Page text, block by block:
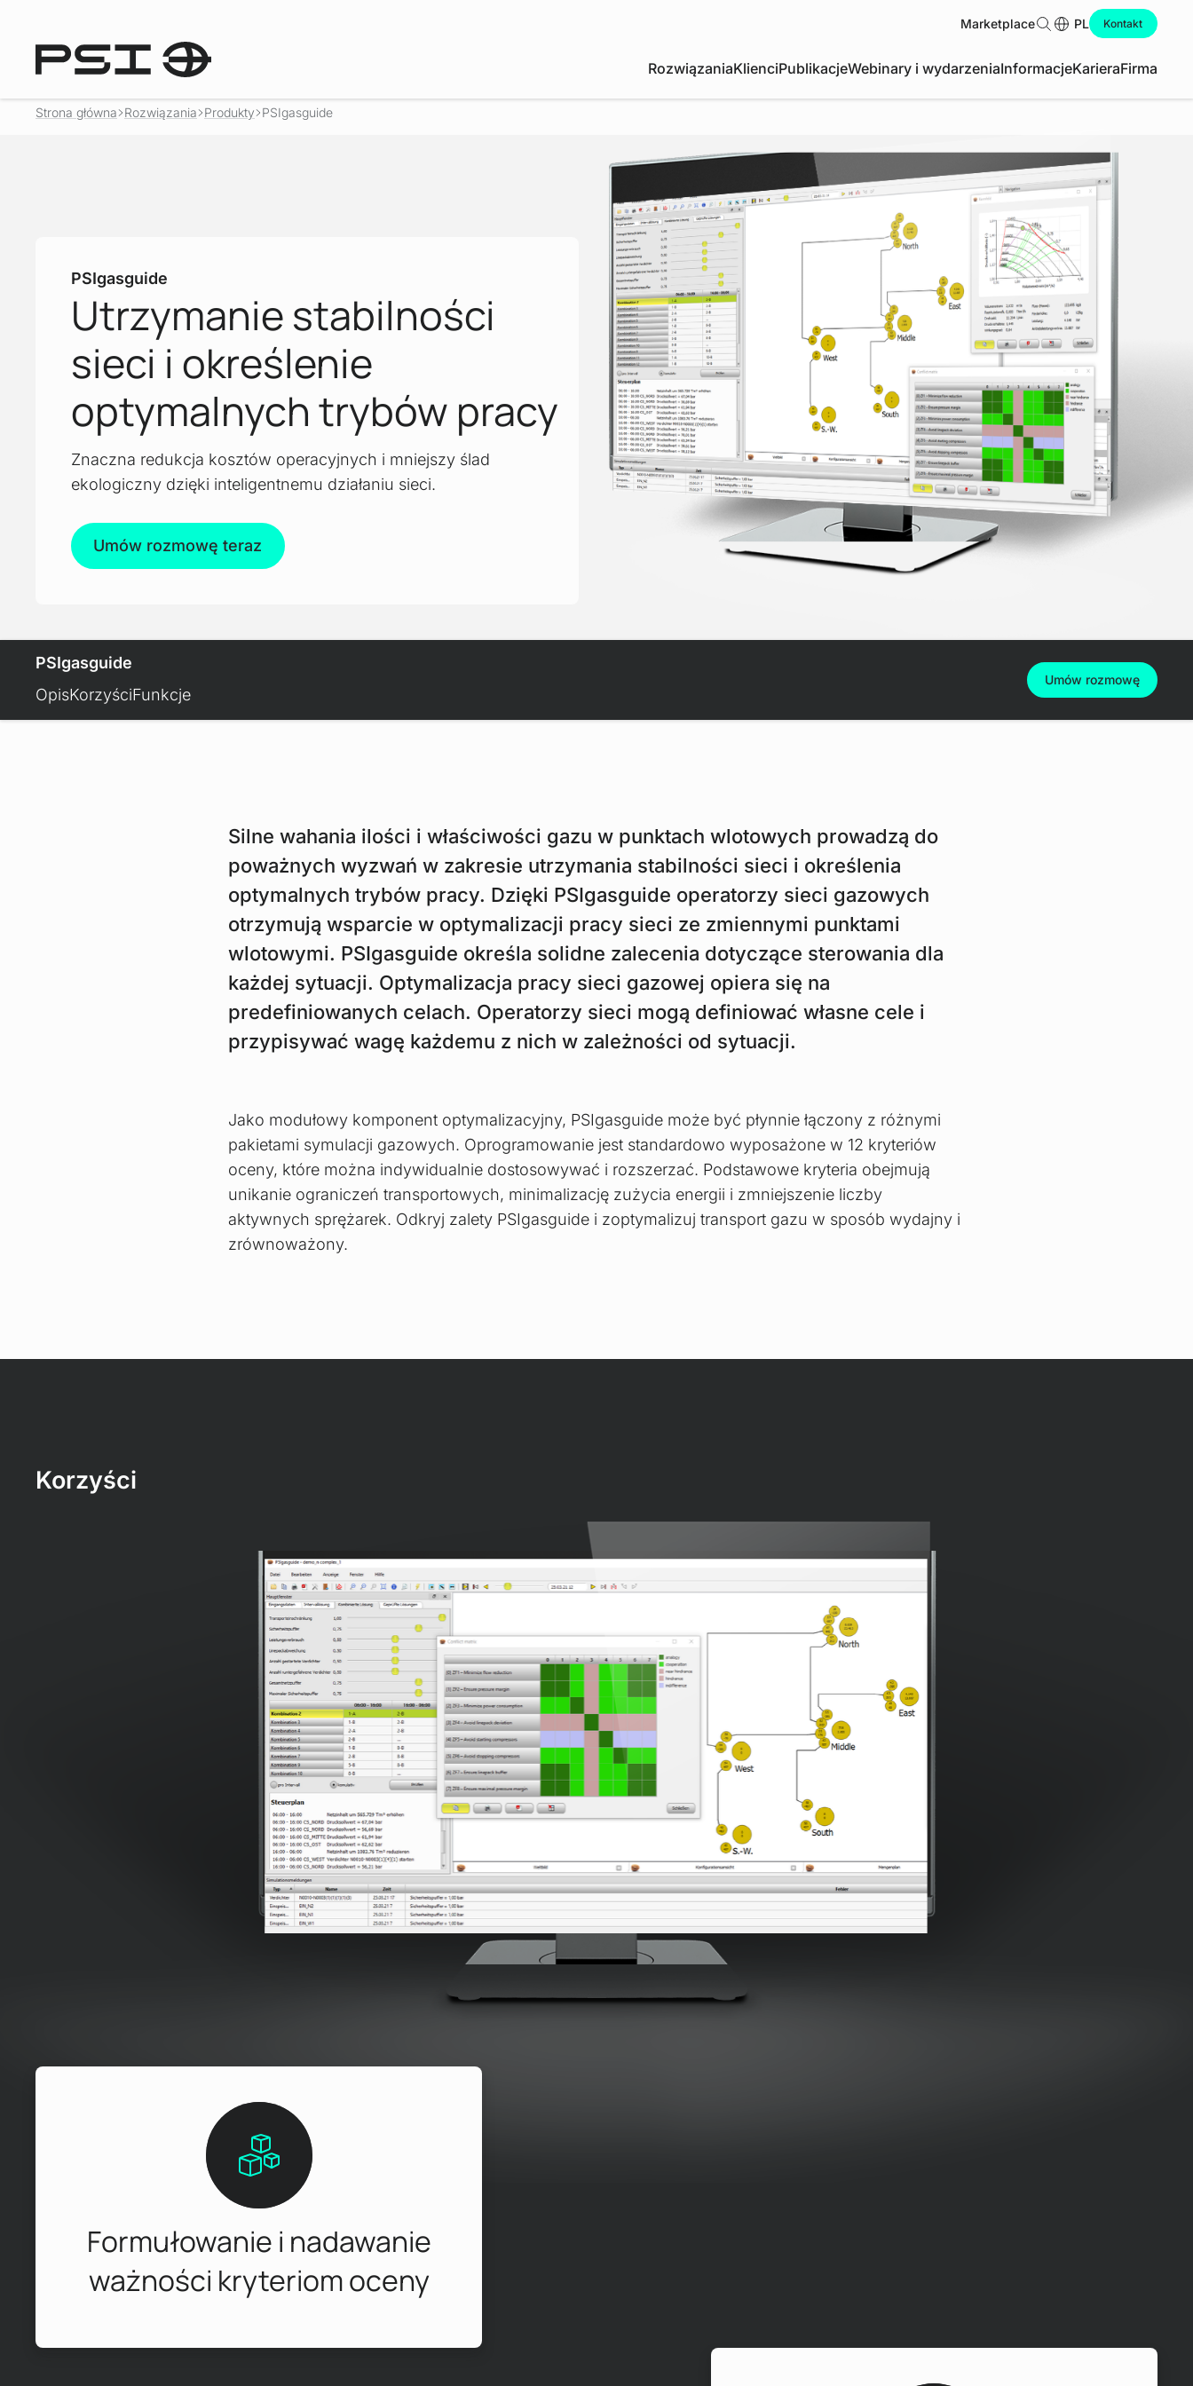
RozwiązaniaKlienciPublikacjeWebinary i wydarzeniaInformacjeKarieraFirma
Marketplace Szukaj
PL Kontakt
Strona główna Rozwiązania Produkty PSIgasguide
PSIgasguide
Utrzymanie stabilności
sieci i określenie
optymalnych trybów pracy
Znaczna redukcja kosztów operacyjnych i mniejszy ślad
ekologiczny dzięki inteligentnemu działaniu sieci.
Umów rozmowę teraz
PSIgasguide
OpisKorzyściFunkcje
Umów rozmowę
Silne wahania ilości i właściwości gazu w punktach wlotowych prowadzą do
poważnych wyzwań w zakresie utrzymania stabilności sieci i określenia
optymalnych trybów pracy. Dzięki PSIgasguide operatorzy sieci gazowych
otrzymują wsparcie w optymalizacji pracy sieci ze zmiennymi punktami
wlotowymi. PSIgasguide określa solidne zalecenia dotyczące sterowania dla
każdej sytuacji. Optymalizacja pracy sieci gazowej opiera się na
predefiniowanych celach. Operatorzy sieci mogą definiować własne cele i
przypisywać wagę każdemu z nich w zależności od sytuacji.
Jako modułowy komponent optymalizacyjny, PSIgasguide może być płynnie łączony z różnymi
pakietami symulacji gazowych. Oprogramowanie jest standardowo wyposażone w 12 kryteriów
oceny, które można indywidualnie dostosowywać i rozszerzać. Podstawowe kryteria obejmują
unikanie ograniczeń transportowych, minimalizację zużycia energii i zmniejszenie liczby
aktywnych sprężarek. Odkryj zalety PSIgasguide i zoptymalizuj transport gazu w sposób wydajny i
zrównoważony.
Korzyści
Formułowanie i nadawanie
ważności kryteriom oceny